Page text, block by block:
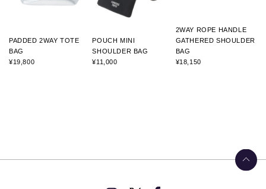
PADDED 2WAY TOTE
BAG
¥19,800
POUCH MINI
SHOULDER BAG
¥11,000
2WAY ROPE HANDLE
GATHERED SHOULDER
BAG
¥18,150